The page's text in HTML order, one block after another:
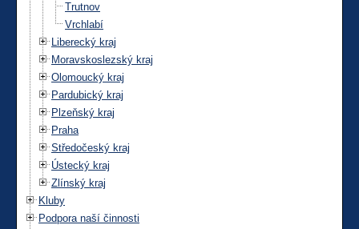
Trutnov
Vrchlabí
Liberecký kraj
Moravskoslezský kraj
Olomoucký kraj
Pardubický kraj
Plzeňský kraj
Praha
Středočeský kraj
Ústecký kraj
Zlínský kraj
Kluby
Podpora naší činnosti